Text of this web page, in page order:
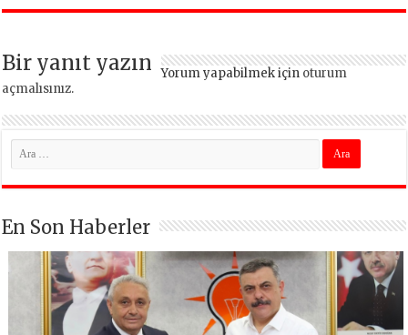
İlgi Gördü!..
heyelan sonrası
Bir yanıt yazın Yorum yapabilmek için oturum
açmalısınız.
En Son Haberler